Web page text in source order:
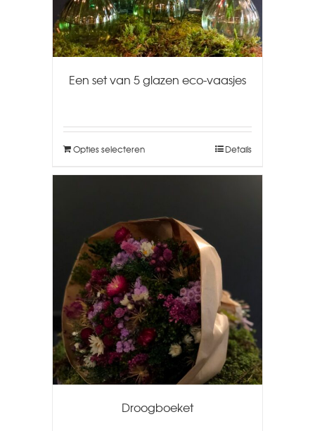
Een set van 5 glazen eco-vaasjes
Opties selecteren Details
Droogboeket